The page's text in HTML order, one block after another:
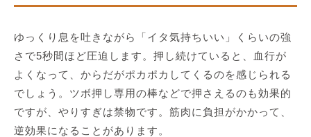
ゆっくり息を吐きながら「イタ気持ちいい」くらいの強
さで5秒間ほど圧迫します。押し続けていると、血行が
よくなって、からだがポカポカしてくるのを感じられる
でしょう。ツボ押し専用の棒などで押さえるのも効果的
ですが、やりすぎは禁物です。筋肉に負担がかかって、
逆効果になることがあります。